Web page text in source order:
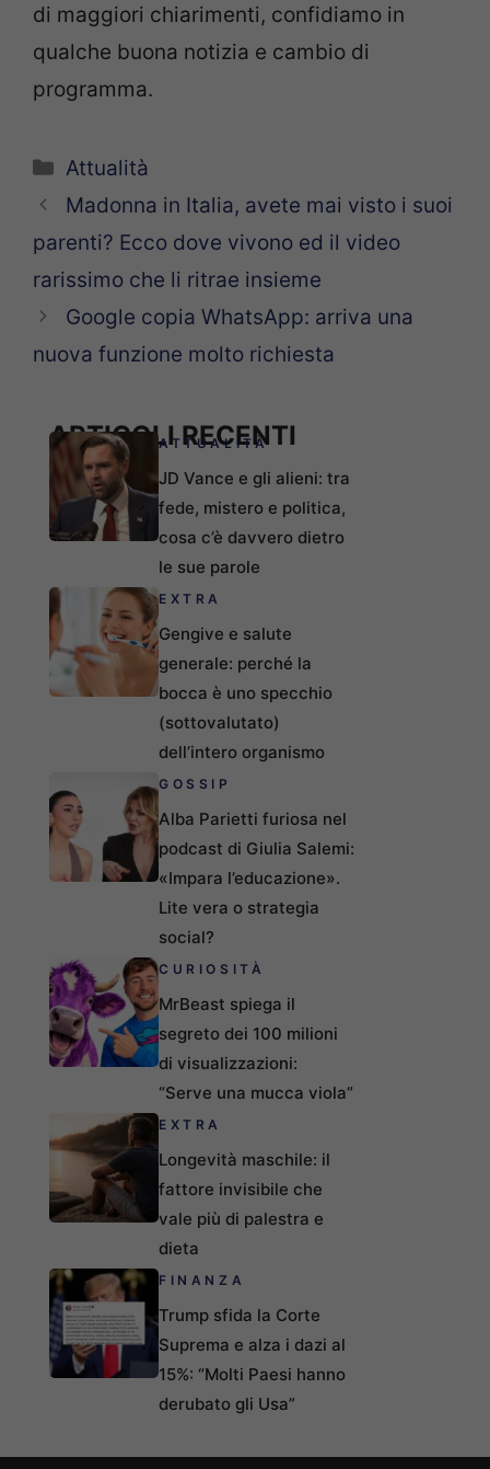
di maggiori chiarimenti, confidiamo in
qualche buona notizia e cambio di
programma.
Categorie
Attualità
Madonna in Italia, avete mai visto i suoi
parenti? Ecco dove vivono ed il video
rarissimo che li ritrae insieme
Google copia WhatsApp: arriva una
nuova funzione molto richiesta
ARTICOLI RECENTI
ATTUALITÀ
JD Vance e gli alieni: tra
fede, mistero e politica,
cosa c’è davvero dietro
le sue parole
EXTRA
Gengive e salute
generale: perché la
bocca è uno specchio
(sottovalutato)
dell’intero organismo
GOSSIP
Alba Parietti furiosa nel
podcast di Giulia Salemi:
«Impara l’educazione».
Lite vera o strategia
social?
CURIOSITÀ
MrBeast spiega il
segreto dei 100 milioni
di visualizzazioni:
“Serve una mucca viola”
EXTRA
Longevità maschile: il
fattore invisibile che
vale più di palestra e
dieta
FINANZA
Trump sfida la Corte
Suprema e alza i dazi al
15%: “Molti Paesi hanno
derubato gli Usa”